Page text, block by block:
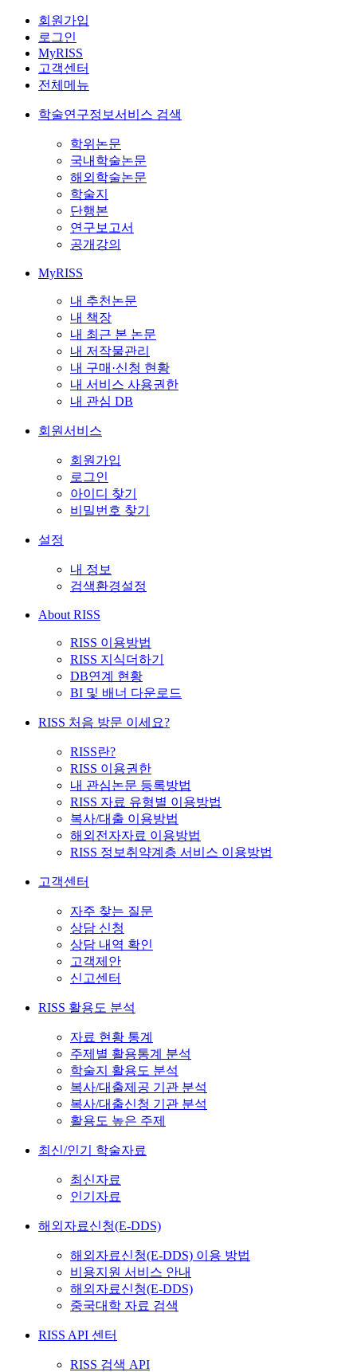
회원가입
로그인
MyRISS
고객센터
전체메뉴
학술연구정보서비스 검색
학위논문
국내학술논문
해외학술논문
학술지
단행본
연구보고서
공개강의
MyRISS
내 추천논문
내 책장
내 최근 본 논문
내 저작물관리
내 구매·신청 현황
내 서비스 사용권한
내 관심 DB
회원서비스
회원가입
로그인
아이디 찾기
비밀번호 찾기
설정
내 정보
검색환경설정
About RISS
RISS 이용방법
RISS 지식더하기
DB연계 현황
BI 및 배너 다운로드
RISS 처음 방문 이세요?
RISS란?
RISS 이용권한
내 관심논문 등록방법
RISS 자료 유형별 이용방법
복사/대출 이용방법
해외전자자료 이용방법
RISS 정보취약계층 서비스 이용방법
고객센터
자주 찾는 질문
상담 신청
상담 내역 확인
고객제안
신고센터
RISS 활용도 분석
자료 현황 통계
주제별 활용통계 분석
학술지 활용도 분석
복사/대출제공 기관 분석
복사/대출신청 기관 분석
활용도 높은 주제
최신/인기 학술자료
최신자료
인기자료
해외자료신청(E-DDS)
해외자료신청(E-DDS) 이용 방법
비용지원 서비스 안내
해외자료신청(E-DDS)
중국대학 자료 검색
RISS API 센터
RISS 검색 API